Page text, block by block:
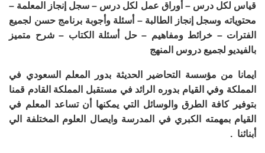
قياس لكل درس – أوراق عمل لكل درس – سجل إنجاز المعلمة –
محتوياته وسجل إنجاز الطالبة – أسئلة وأجوبة برنامج حسن لجميع
الفترات – خرائط ومفاهيم – حل أسئلة الكتاب – شرح متميز
بالفيديو لجميع دروس المنهج
ايمانا من مؤسسة التحاضير الحديثة بدور المعلم السعودي في
المملكة وفي القيام بدوره الرائد في مستقبل المملكة القادم قمنا
بتوفير كافة الطرق والوسائل التي يمكنها أن تساعد المعلم في
القيام بمهمته الكبري في المدرسة وايصال العلوم المختلفة الي
أبنائنا .